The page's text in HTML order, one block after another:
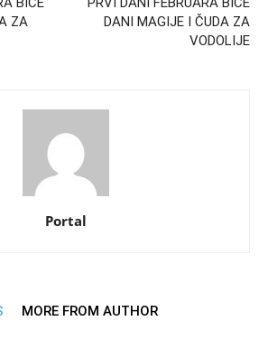
ZA
DANI MAGIJE I ČUDA ZA
VODOLIJE
Portal
MORE FROM AUTHOR